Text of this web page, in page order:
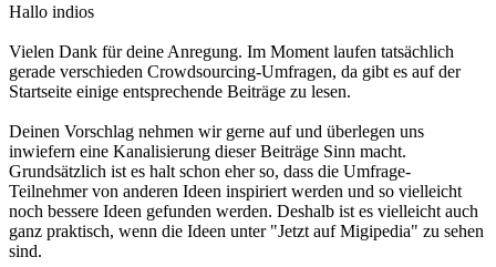
Hallo indios
Vielen Dank für deine Anregung. Im Moment laufen tatsächlich
gerade verschieden Crowdsourcing-Umfragen, da gibt es auf der
Startseite einige entsprechende Beiträge zu lesen.
Deinen Vorschlag nehmen wir gerne auf und überlegen uns
inwiefern eine Kanalisierung dieser Beiträge Sinn macht.
Grundsätzlich ist es halt schon eher so, dass die Umfrage-
Teilnehmer von anderen Ideen inspiriert werden und so vielleicht
noch bessere Ideen gefunden werden. Deshalb ist es vielleicht auch
ganz praktisch, wenn die Ideen unter "Jetzt auf Migipedia" zu sehen
sind.